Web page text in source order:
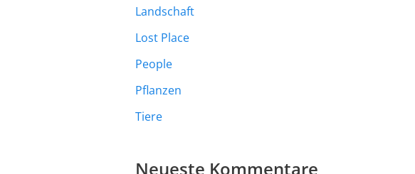
Landschaft
Lost Place
People
Pflanzen
Tiere
Neueste Kommentare